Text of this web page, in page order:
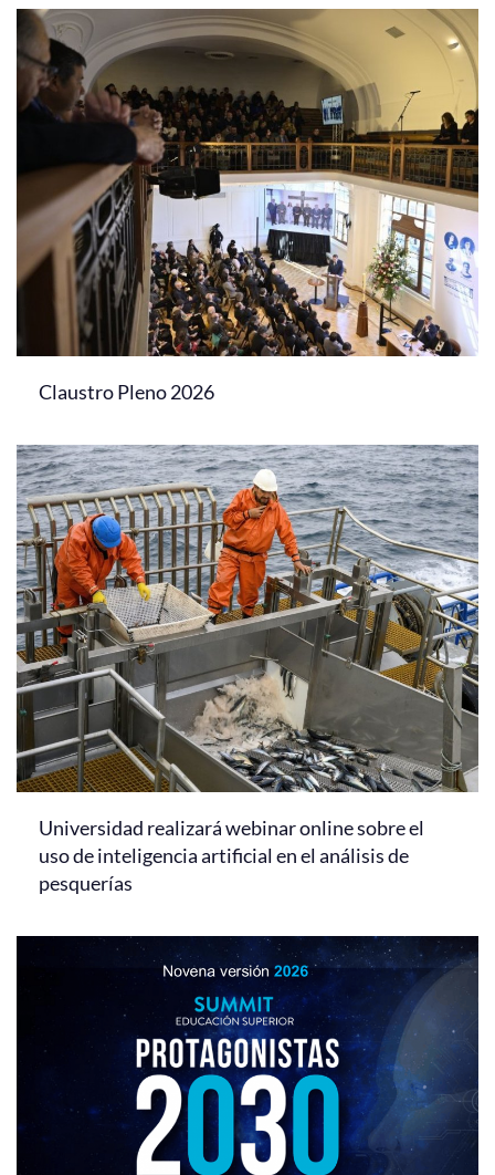
Claustro Pleno 2026
Universidad realizará webinar online sobre el
uso de inteligencia artificial en el análisis de
pesquerías